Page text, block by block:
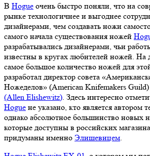
В Hogue очень быстро поняли, что на
рынке технологичнее и выгоднее
дизайнерами, чем создавать ножи
самого начала существования ножей
разрабатывались дизайнерами, чьи
известны в кругах любителей ножей.
самое большое количество ножей для
разработал директор совета
Ножеделов» (American Knifemakers Guild)
(Allen Elishewitz) . Здесь интересно
Hogue не указано, кто является автором
однако абсолютное большинство новых
которые доступны в российских
придуманы именно Элишевицем